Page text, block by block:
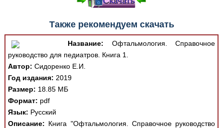
Также рекомендуем скачать
Название: Офтальмология. Справочное
руководство для педиатров. Книга 1.
Автор: Сидоренко Е.И.
Год издания: 2019
Размер: 18.85 МБ
Формат: pdf
Язык: Русский
Описание: Книга "Офтальмология. Справочное руководство